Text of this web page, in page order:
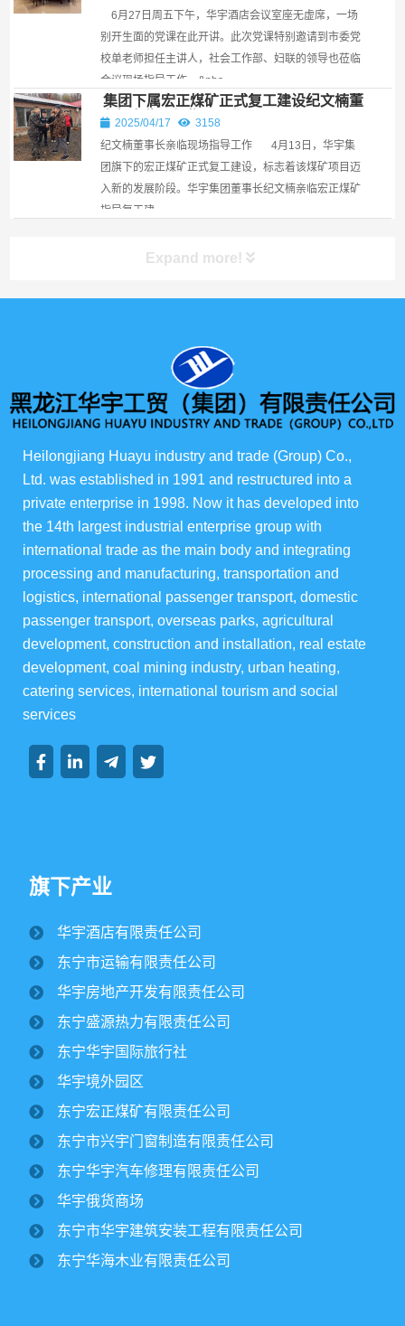
6月27日周五下午，华宇酒店会议室座无虚席，一场
别开生面的党课在此开讲。此次党课特别邀请到市委党
校单老师担任主讲人，社会工作部、妇联的领导也莅临
会议现场指导工作。​ &nbs...
集团下属宏正煤矿正式复工建设纪文楠董
事长亲临现场指导工作￼
2025/04/17
3158
纪文楠董事长亲临现场指导工作 4月13日，华宇集
团旗下的宏正煤矿正式复工建设，标志着该煤矿项目迈
入新的发展阶段。华宇集团董事长纪文楠亲临宏正煤矿
指导复工建...
Expand more!
所有产品
俄罗斯伊娃农场
华宇酒店宴会级
华宇楼盘
集团资讯
纪文楠董事长赴境外园区视察大豆收割工作
丰收季。10月15日，华宇集团董事长纪文楠赴境外园区视察农
作物收割工作。集团党委书记姜扬、副总经理才东...
￼
2025/07/12
2799
Heilongjiang Huayu industry and trade (Group) Co.,
Ltd. was established in 1991 and restructured into a
private enterprise in 1998. Now it has developed into
the 14th largest industrial enterprise group with
international trade as the main body and integrating
processing and manufacturing, transportation and
logistics, international passenger transport, domestic
passenger transport, overseas parks, agricultural
development, construction and installation, real estate
development, coal mining industry, urban heating,
catering services, international tourism and social
services
旗下产业
华宇酒店有限责任公司
东宁市运输有限责任公司
华宇房地产开发有限责任公司
东宁盛源热力有限责任公司
东宁华宇国际旅行社
华宇境外园区
东宁宏正煤矿有限责任公司
东宁市兴宇门窗制造有限责任公司
东宁华宇汽车修理有限责任公司
华宇俄货商场
东宁市华宇建筑安装工程有限责任公司
东宁华海木业有限责任公司